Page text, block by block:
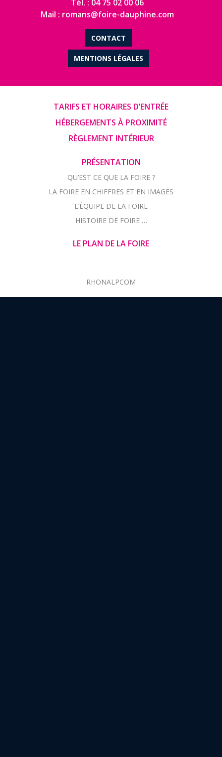
Tél. : 04 75 02 00 06
Mail : romans@foire-dauphine.com
CONTACT
MENTIONS LÉGALES
TARIFS ET HORAIRES D’ENTRÉE
HÉBERGEMENTS À PROXIMITÉ
RÈGLEMENT INTÉRIEUR
PRÉSENTATION
QU’EST CE QUE LA FOIRE ?
LA FOIRE EN CHIFFRES ET EN IMAGES
L’ÉQUIPE DE LA FOIRE
HISTOIRE DE FOIRE …
LE PLAN DE LA FOIRE
RHONALPCOM